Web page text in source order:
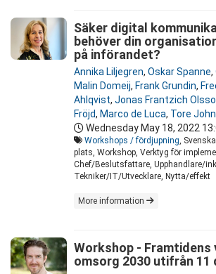
Säker digital
behöver din
på införandet?
Annika Liljegren, Oskar Spanne,
Malin Domeij, Frank Grundin,
Ahlqvist, Jonas Frantzich
Fröjd, Marco de Luca, Tore
Wednesday May 18, 2022
Workshops / fördjupning ,
plats, Workshop, Verktyg för
Chef/Beslutsfattare, Upphandlare/
Tekniker/IT/Utvecklare, Nytta/effekt
More information
Workshop - Framtidens
omsorg 2030 utifrån 11